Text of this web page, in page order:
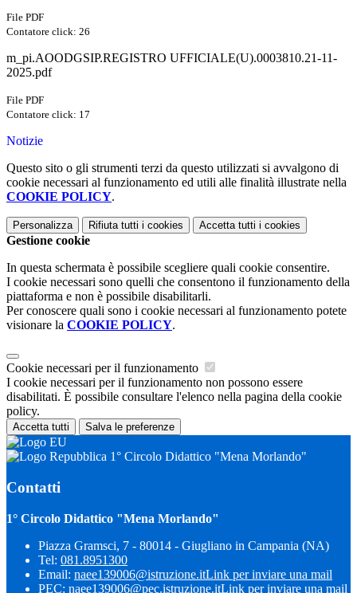
File PDF
Contatore click: 26
m_pi.AOODGSIP.REGISTRO UFFICIALE(U).0003810.21-11-
2025.pdf
File PDF
Contatore click: 17
Notizie
Questo sito o gli strumenti terzi da questo utilizzati si avvalgono di
cookie necessari al funzionamento ed utili alle finalità illustrate nella
COOKIE POLICY.
Personalizza Rifiuta tutti i cookies Accetta tutti i cookies
Gestione cookie
In questa schermata è possibile scegliere quali cookie consentire.
I cookie necessari sono quelli che consentono il funzionamento della
piattaforma e non è possibile disabilitarli.
Per conoscere quali sono i cookie necessari al funzionamento potete
visionare la COOKIE POLICY.
Cookie necessari per il funzionamento
I cookie necessari per il funzionamento non possono essere
disabilitati. È possibile consultare l'elenco nella pagina della cookie
policy.
Accetta tutti Salva le preferenze
1° Circolo Didattico "Mena Morlando"
Contatti
1° Circolo Didattico "Mena Morlando"
Piazza Gramsci, 7 - 80014 - Giugliano in Campania (NA)
Tel: 081.8951300
Email: naee139006@istruzione.itLink per inviare una mail
PEC: naee139006@pec.istruzione.itLink per inviare una mail